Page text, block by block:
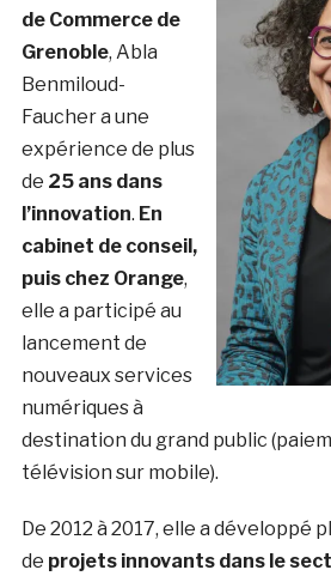
de Commerce de
Grenoble, Abla
Benmiloud-
Faucher a une
expérience de plus
de 25 ans dans
l’innovation. En
cabinet de conseil,
puis chez Orange,
elle a participé au
lancement de
nouveaux services
numériques à
destination du grand public
télévision sur mobile).
De 2012 à 2017, elle a développé
de projets innovants dans le